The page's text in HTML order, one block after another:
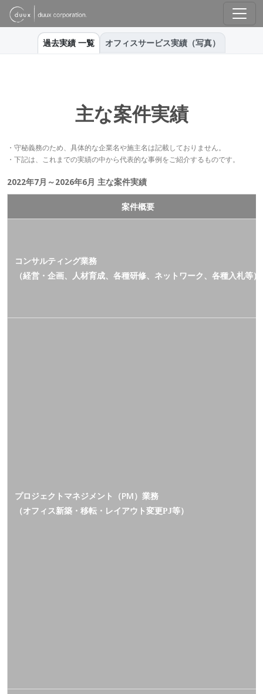
過去実績 一覧 オフィスサービス実績（写真）
主な案件実績
・守秘義務のため、具体的な企業名や施主名は記載しておりません。
・下記は、これまでの実績の中から代表的な事例をご紹介するものです。
2022年7月～2026年6月 主な案件実績
案件概要
コンサルティング業務
（経営・企画、人材育成、各種研修、ネットワーク、各種入札等）
プロジェクトマネジメント（PM）業務
（オフィス新築・移転・レイアウト変更PJ等）